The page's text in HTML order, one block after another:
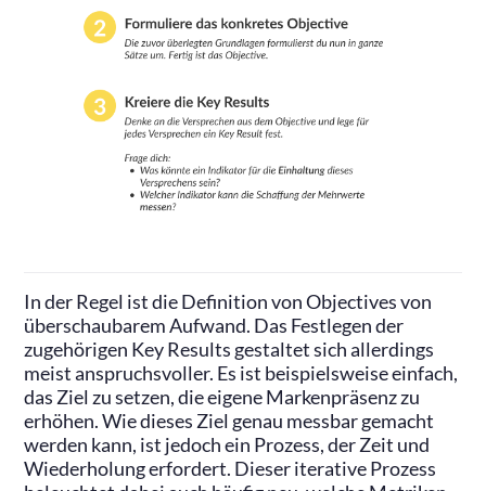
In der Regel ist die Definition von Objectives von
überschaubarem Aufwand. Das Festlegen der
zugehörigen Key Results gestaltet sich allerdings
meist anspruchsvoller. Es ist beispielsweise einfach,
das Ziel zu setzen, die eigene Markenpräsenz zu
erhöhen. Wie dieses Ziel genau messbar gemacht
werden kann, ist jedoch ein Prozess, der Zeit und
Wiederholung erfordert. Dieser iterative Prozess